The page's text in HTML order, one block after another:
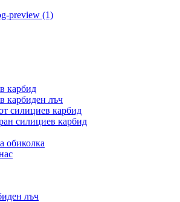
карбид
карбиден лъч
силициев карбид
силициев карбид
обиколка
лъч